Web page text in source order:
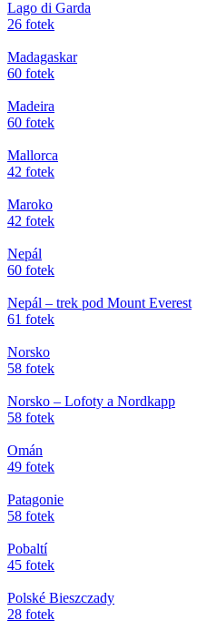
Lago di Garda
26 fotek
Madagaskar
60 fotek
Madeira
60 fotek
Mallorca
42 fotek
Maroko
42 fotek
Nepál
60 fotek
Nepál – trek pod Mount Everest
61 fotek
Norsko
58 fotek
Norsko – Lofoty a Nordkapp
58 fotek
Omán
49 fotek
Patagonie
58 fotek
Pobaltí
45 fotek
Polské Bieszczady
28 fotek